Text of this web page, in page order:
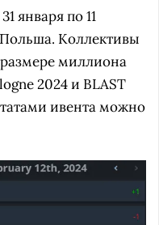
января по 11
Коллективы
миллиона
2024 и BLAST
ивента можно